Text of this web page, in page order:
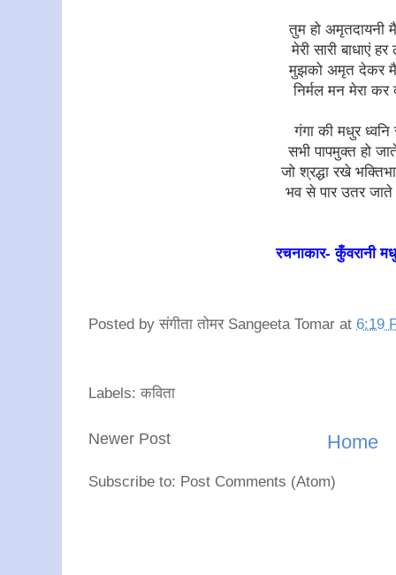
तुम हो अमृतदायनी
मेरी सारी बाधाएं हर
मुझको अमृत देकर
निर्मल मन मेरा कर
गंगा की मधुर ध्वनि
सभी पापमुक्त हो
जो श्रद्धा रखे
भव से पार उतर
रचनाकार- कुँवरानी
Posted by संगीता तोमर Sangeeta Tomar at 6:19
Labels: कविता
Newer Post Home
Subscribe to: Post Comments (Atom)